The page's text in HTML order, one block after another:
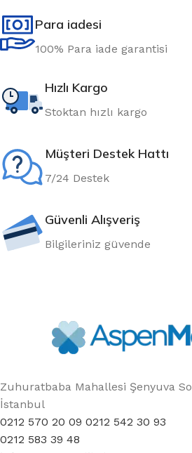
Para iadesi
100% Para iade garantisi
Hızlı Kargo
Stoktan hızlı kargo
Müşteri Destek Hattı
7/24 Destek
Güvenli Alışveriş
Bilgileriniz güvende
Zuhuratbaba Mahallesi Şenyuva
İstanbul
0212 570 20 09 0212 542 30 93
0212 583 39 48